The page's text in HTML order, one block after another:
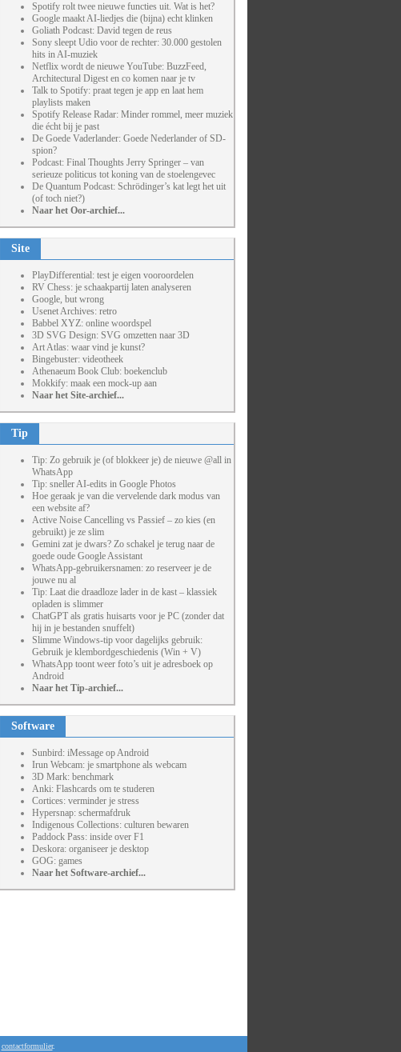
Spotify rolt twee nieuwe functies uit. Wat is het?
Google maakt AI-liedjes die (bijna) echt klinken
Goliath Podcast: David tegen de reus
Sony sleept Udio voor de rechter: 30.000 gestolen
hits in AI-muziek
Netflix wordt de nieuwe YouTube: BuzzFeed,
Architectural Digest en co komen naar je tv
Talk to Spotify: praat tegen je app en laat hem
playlists maken
Spotify Release Radar: Minder rommel, meer muziek
die écht bij je past
De Goede Vaderlander: Goede Nederlander of SD-
spion?
Podcast: Final Thoughts Jerry Springer – van
serieuze politicus tot koning van de stoelengevec
De Quantum Podcast: Schrödinger’s kat legt het uit
(of toch niet?)
Naar het Oor-archief...
Site
PlayDifferential: test je eigen vooroordelen
RV Chess: je schaakpartij laten analyseren
Google, but wrong
Usenet Archives: retro
Babbel XYZ: online woordspel
3D SVG Design: SVG omzetten naar 3D
Art Atlas: waar vind je kunst?
Bingebuster: videotheek
Athenaeum Book Club: boekenclub
Mokkify: maak een mock-up aan
Naar het Site-archief...
Tip
Tip: Zo gebruik je (of blokkeer je) de nieuwe @all in
WhatsApp
Tip: sneller AI-edits in Google Photos
Hoe geraak je van die vervelende dark modus van
een website af?
Active Noise Cancelling vs Passief – zo kies (en
gebruikt) je ze slim
Gemini zat je dwars? Zo schakel je terug naar de
goede oude Google Assistant
WhatsApp-gebruikersnamen: zo reserveer je de
jouwe nu al
Tip: Laat die draadloze lader in de kast – klassiek
opladen is slimmer
ChatGPT als gratis huisarts voor je PC (zonder dat
hij in je bestanden snuffelt)
Slimme Windows-tip voor dagelijks gebruik:
Gebruik je klembordgeschiedenis (Win + V)
WhatsApp toont weer foto’s uit je adresboek op
Android
Naar het Tip-archief...
Software
Sunbird: iMessage op Android
Irun Webcam: je smartphone als webcam
3D Mark: benchmark
Anki: Flashcards om te studeren
Cortices: verminder je stress
Hypersnap: schermafdruk
Indigenous Collections: culturen bewaren
Paddock Pass: inside over F1
Deskora: organiseer je desktop
GOG: games
Naar het Software-archief...
contactformulier.